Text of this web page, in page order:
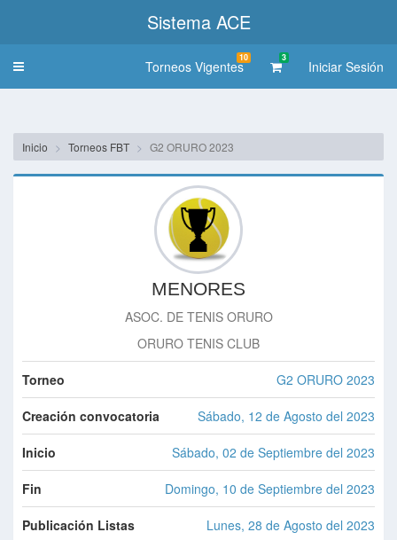
Sistema ACE
Toggle
Torneos Vigentes
10 3
Iniciar Sesión
Inicio Torneos FBT G2 ORURO 2023
MENORES
ASOC. DE TENIS ORURO
ORURO TENIS CLUB
Torneo G2 ORURO 2023
Creación convocatoria Sábado, 12 de Agosto del 2023
Inicio Sábado, 02 de Septiembre del 2023
Fin Domingo, 10 de Septiembre del 2023
Publicación Listas Lunes, 28 de Agosto del 2023